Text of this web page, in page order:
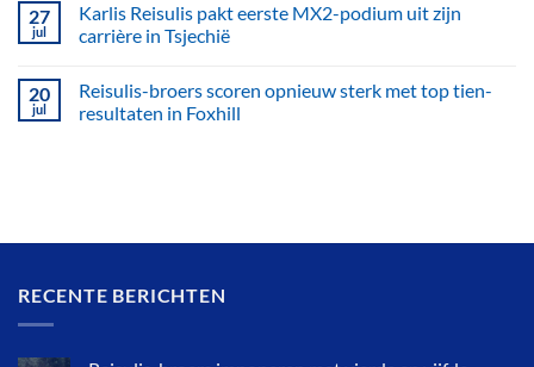
27
jul
Karlis Reisulis pakt eerste MX2-podium uit zijn
carrière in Tsjechië
20
jul
Reisulis-broers scoren opnieuw sterk met top tien-
resultaten in Foxhill
RECENTE BERICHTEN